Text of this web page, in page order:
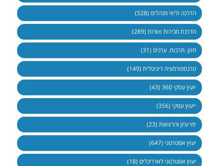
הדרכה וליווי מנהלים (528)
הדרכת מכירות ושרות (289)
חזון. תרבות. ערכים (31)
טרנספורמציה דיגיטלית (149)
יועץ עסקי 360 (43)
ייעוץ עסקי (356)
ימי עיון והרצאות (23)
יעוץ אסטרטגי (647)
יעוץ אסטרטגי לאדריכלים (18)